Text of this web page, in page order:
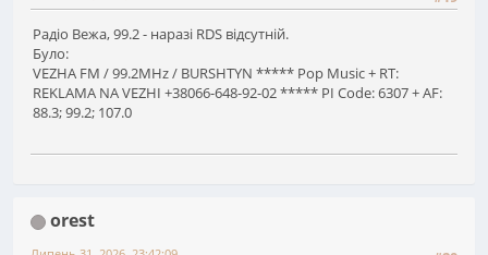
Радіо Вежа, 99.2 - наразі RDS відсутній.
Було:
VEZHA FM / 99.2MHz / BURSHTYN ***** Pop Music + RT:
REKLAMA NA VEZHI +38066-648-92-02 ***** PI Code: 6307 + AF:
88.3; 99.2; 107.0
orest